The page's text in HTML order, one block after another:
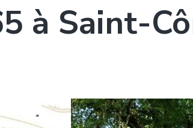
à Saint-